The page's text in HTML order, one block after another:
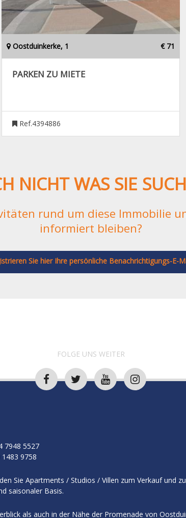
Oostduinkerke, 1 € 71
PARKEN ZU MIETE
Ref.4394886
NICHT WAS SIE
rund um diese Immobilie
informiert bleiben?
Sie hier Ihre persönliche Benachrichtigungs-E-
FOLGE UNS WEITER
7948 5527
1483 9758
Sie Apartments / Studios / Villen zum Verkauf und
saisonaler Basis.
als auch in der Nähe der Promenade von